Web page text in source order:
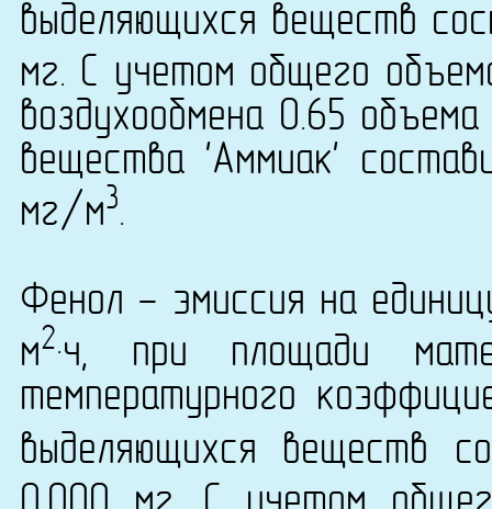
выделяющихся веществ
мг. С учетом общего
воздухообмена 0.65
вещества 'Аммиак'
мг/м3.
Фенол - эмиссия на
м2·ч, при площади
температурного
выделяющихся веществ